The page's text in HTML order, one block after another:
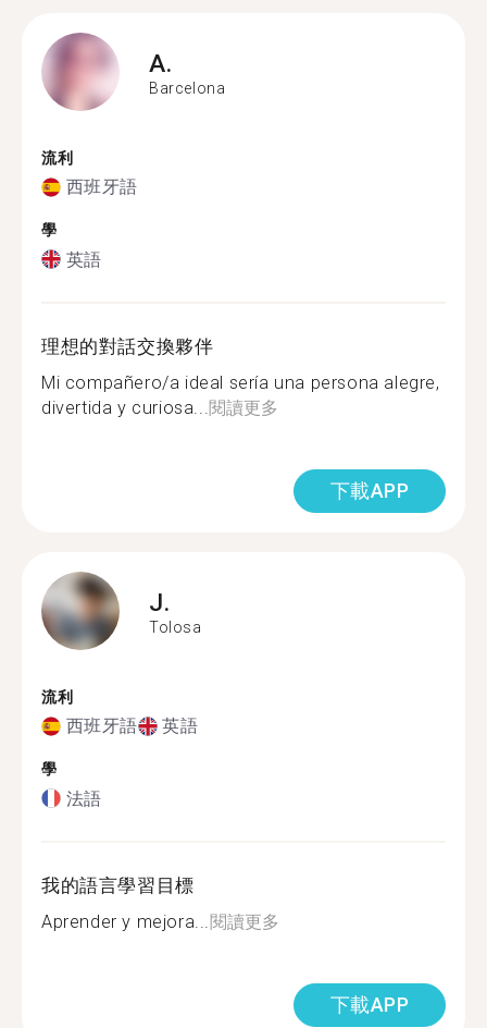
A.
Barcelona
流利
西班牙語
學
英語
理想的對話交換夥伴
Mi compañero/a ideal sería una persona alegre,
divertida y curiosa... 閱讀更多
下載APP
J.
Tolosa
流利
西班牙語 英語
學
法語
我的語言學習目標
Aprender y mejora... 閱讀更多
下載APP